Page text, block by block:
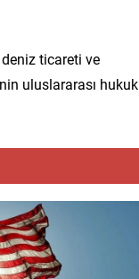
deniz ticareti ve
uluslararası hukuk